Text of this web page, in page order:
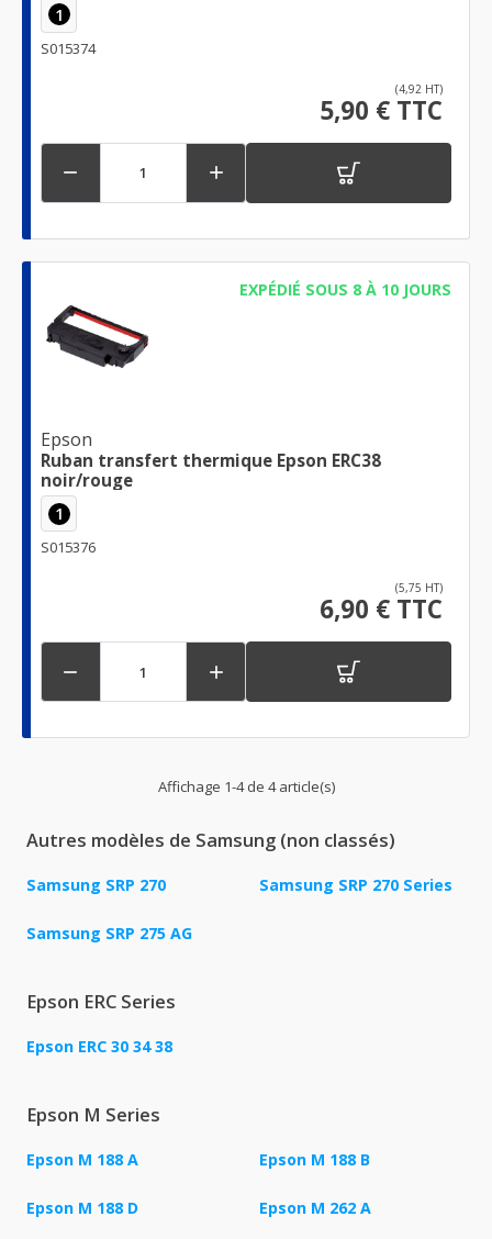
1
S015374
(4,92 HT)
5,90 € TTC
 
EXPÉDIÉ SOUS 8 À 10 JOURS
Epson
Ruban transfert thermique Epson ERC38
noir/rouge
1
S015376
(5,75 HT)
6,90 € TTC
 
Affichage 1-4 de 4 article(s)
Autres modèles de Samsung (non classés)
Samsung SRP 270 Samsung SRP 270 Series
Samsung SRP 275 AG
Epson ERC Series
Epson ERC 30 34 38
Epson M Series
Epson M 188 A Epson M 188 B
Epson M 188 D Epson M 262 A